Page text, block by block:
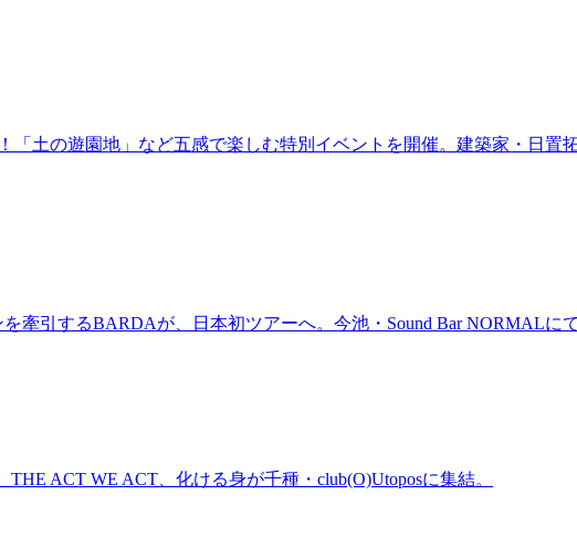
土の遊園地」など五感で楽しむ特別イベントを開催。建築家・日置
引するBARDAが、日本初ツアーへ。今池・Sound Bar NORMALに
ACT WE ACT、化ける身が千種・club(O)Utoposに集結。